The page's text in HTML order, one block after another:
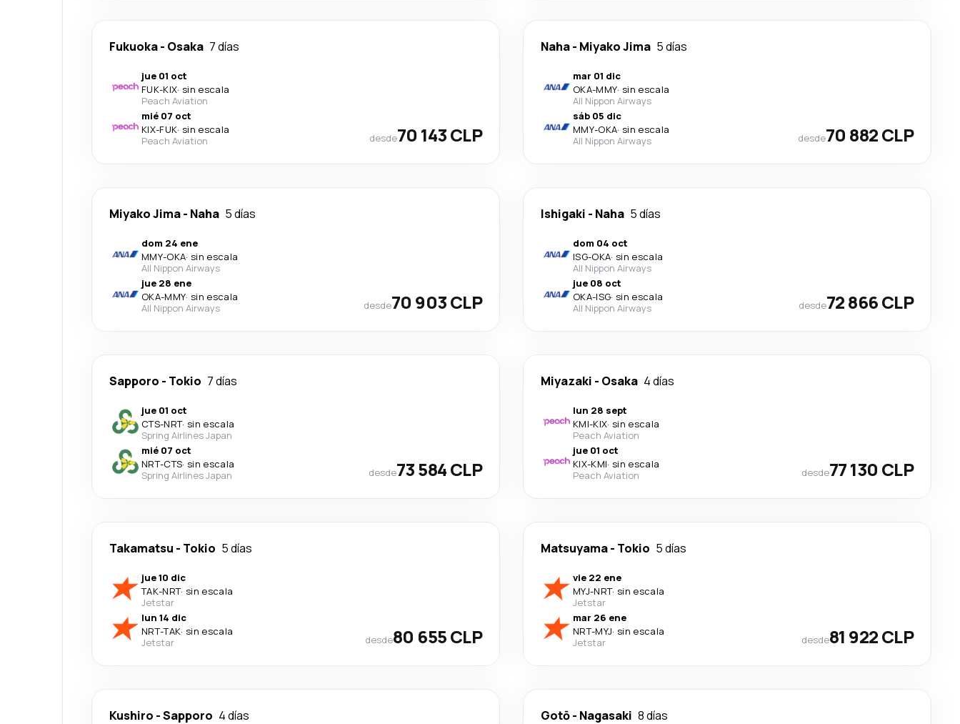
Fukuoka- Osaka 7 días
jue 01 oct
FUK-KIX· sin escala
Peach Aviation
mié 07 oct
KIX-FUK· sin escala
Peach Aviation
desde70 143 CLP
Naha- Miyako Jima 5 días
mar 01 dic
OKA-MMY· sin escala
All Nippon Airways
sáb 05 dic
MMY-OKA· sin escala
All Nippon Airways
desde70 882 CLP
Miyako Jima- Naha 5 días
dom 24 ene
MMY-OKA· sin escala
All Nippon Airways
jue 28 ene
OKA-MMY· sin escala
All Nippon Airways
desde70 903 CLP
Ishigaki - Naha 5 días
dom 04 oct
ISG-OKA· sin escala
All Nippon Airways
jue 08 oct
OKA-ISG· sin escala
All Nippon Airways
desde72 866 CLP
Sapporo - Tokio 7 días
jue 01 oct
CTS-NRT· sin escala
Spring Airlines Japan
mié 07 oct
NRT-CTS· sin escala
Spring Airlines Japan
desde73 584 CLP
Miyazaki - Osaka 4 días
lun 28 sept
KMI-KIX· sin escala
Peach Aviation
jue 01 oct
KIX-KMI· sin escala
Peach Aviation
desde77 130 CLP
Takamatsu - Tokio 5 días
jue 10 dic
TAK-NRT· sin escala
Jetstar
lun 14 dic
NRT-TAK· sin escala
Jetstar
desde80 655 CLP
Matsuyama- Tokio 5 días
vie 22 ene
MYJ-NRT· sin escala
Jetstar
mar 26 ene
NRT-MYJ· sin escala
Jetstar
desde81 922 CLP
Kushiro -Sapporo 4 días Gotō- Nagasaki 8 días